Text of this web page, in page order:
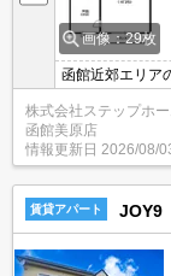
画像：29枚
函館近郊エリア
株式会社ステップホ
函館美原店
情報更新日 2026/08/
賃貸アパート JOY9